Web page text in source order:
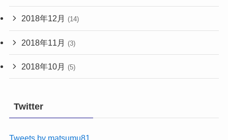
2018年12月 (14)
2018年11月 (3)
2018年10月 (5)
Twitter
Tweets by matsumu81